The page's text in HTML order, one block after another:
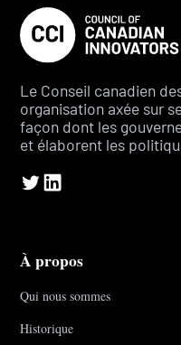
Le Conseil canadien
organisation axée sur
façon dont les
et élaborent les
À propos
Qui nous sommes
Historique